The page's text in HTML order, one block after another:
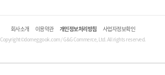
회사소개 이용약관 개인정보처리방침 사업자정보확인
Copyright©domeggook.com / G&G Commerce, Ltd. All rights reserved.